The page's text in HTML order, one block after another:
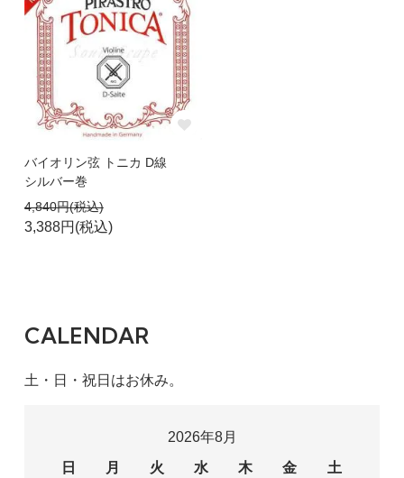
バイオリン弦 トニカ D線
シルバー巻
4,840円(税込)
3,388円(税込)
CALENDAR
土・日・祝日はお休み。
2026年8月
日
月 火 水 木 金 土